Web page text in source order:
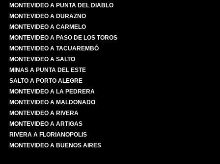
MONTEVIDEO A PUNTA DEL DIABLO
MONTEVIDEO A DURAZNO
MONTEVIDEO A CARMELO
MONTEVIDEO A PASO DE LOS TOROS
MONTEVIDEO A TACUAREMBÓ
MONTEVIDEO A SALTO
MINAS A PUNTA DEL ESTE
SALTO A PORTO ALEGRE
MONTEVIDEO A LA PEDRERA
MONTEVIDEO A MALDONADO
MONTEVIDEO A RIVERA
MONTEVIDEO A ARTIGAS
RIVERA A FLORIANOPOLIS
MONTEVIDEO A BUENOS AIRES